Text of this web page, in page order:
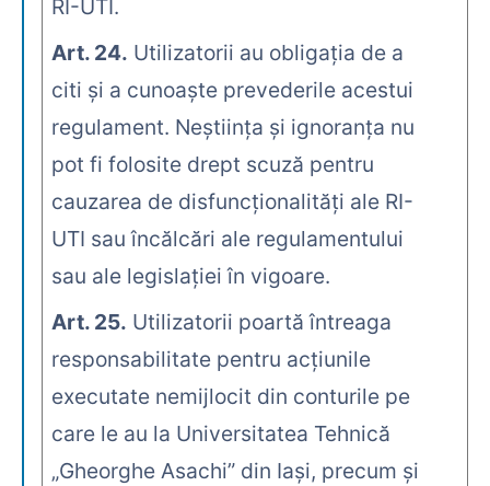
RI-UTI.
Art. 24. Utilizatorii au obligaţia de a
citi şi a cunoaşte prevederile acestui
regulament. Neştiinţa şi ignoranţa nu
pot fi folosite drept scuză pentru
cauzarea de disfuncţionalităţi ale RI-
UTI sau încălcări ale regulamentului
sau ale legislaţiei în vigoare.
Art. 25. Utilizatorii poartă întreaga
responsabilitate pentru acţiunile
executate nemijlocit din conturile pe
care le au la Universitatea Tehnică
„Gheorghe Asachi” din Iaşi, precum şi